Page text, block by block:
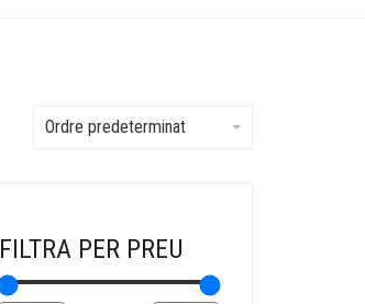
Ordre predeterminat
FILTRA PER PREU